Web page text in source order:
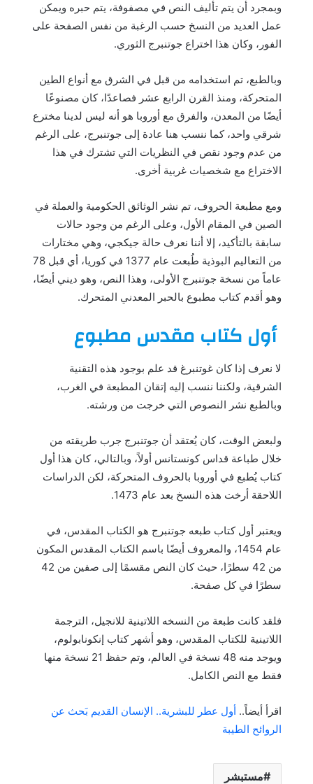
وبمجرد أن يتم تأليف النص في مصفوفة، يتم حبره ويمكن
عمل العديد من النسخ حسب الرغبة من نفس الصفحة على
الفور، وكان هذا اختراع جوتنبرج الثوري.
وبالطبع، تم استخدامه من قبل في الشرق مع أنواع الطين
المتحركة، ومنذ القرن الرابع عشر فصاعدًا، كان مصنوعًا
أيضًا من المعدن، والفرق مع أوروبا هو أنه ليس لدينا مخترع
شرقي واحد، كما ننسب هنا عادة إلى جوتنبرج، على الرغم
من عدم وجود نقص في النظريات التي تشترك في هذا
الاختراع مع شخصيات غربية أخرى.
ومع مطبعة الحروف، تم نشر الوثائق الحكومية والعملة في
الصين في المقام الأول، وعلى الرغم من وجود حالات
سابقة بالتأكيد، إلا أننا نعرف حالة جيكجي، وهي مختارات
من التعاليم البوذية طُبعت عام 1377 في كوريا، أي قبل 78
عاماً من نسخة جوتنبرج الأولى، وهذا النص، وهو ديني أيضًا،
وهو أقدم كتاب مطبوع بالحبر المعدني المتحرك.
أول كتاب مقدس مطبوع
لا نعرف إذا كان غوتنبرغ قد علم بوجود هذه التقنية
الشرقية، ولكننا ننسب إليه إتقان المطبعة في الغرب،
وبالطبع نشر النصوص التي خرجت من ورشته.
ولبعض الوقت، كان يُعتقد أن جوتنبرج جرب طريقته من
خلال طباعة قداس كونستانس أولاً، وبالتالي، كان هذا أول
كتاب يُطبع في أوروبا بالحروف المتحركة، لكن الدراسات
اللاحقة أرخت هذه النسخ بعد عام 1473.
ويعتبر أول كتاب طبعه جوتنبرج هو الكتاب المقدس، في
عام 1454، والمعروف أيضًا باسم الكتاب المقدس المكون
من 42 سطرًا، حيث كان النص مقسمًا إلى صفين من 42
سطرًا في كل صفحة.
فلقد كانت طبعة من النسخه اللاتينية للانجيل، الترجمة
اللاتينية للكتاب المقدس، وهو أشهر كتاب إنكونابولوم،
ويوجد منه 48 نسخة في العالم، وتم حفظ 21 نسخة منها
فقط مع النص الكامل.
اقرأ أيضاً.. أول عطر للبشرية.. الإنسان القديم بَحث عن
الروائح الطيبة
مستبشر